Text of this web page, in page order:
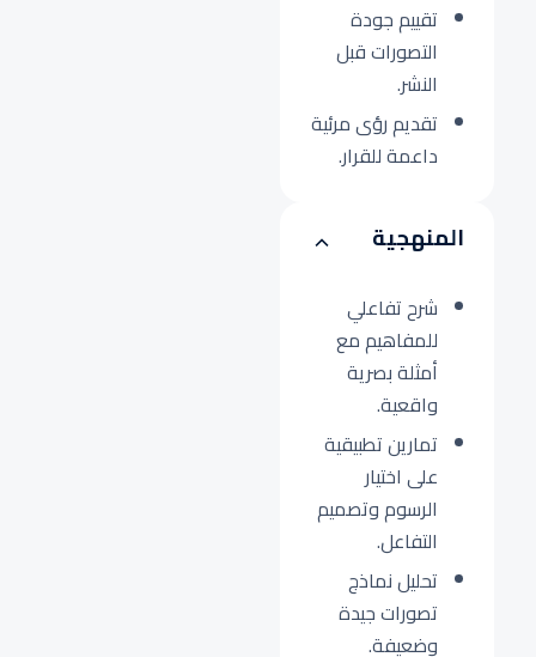
تقييم جودة
التصورات قبل
النشر.
تقديم رؤى مرئية
داعمة للقرار.
المنهجية
شرح تفاعلي
للمفاهيم مع
أمثلة بصرية
واقعية.
تمارين تطبيقية
على اختيار
الرسوم وتصميم
التفاعل.
تحليل نماذج
تصورات جيدة
وضعيفة.